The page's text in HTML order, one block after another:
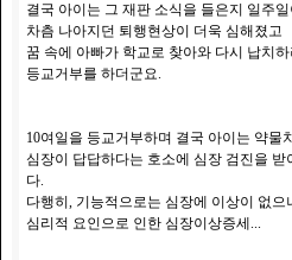
결국 아이는 그 재판 소식을 들은지 일주
차츰 나아지던 퇴행현상이 더욱 심해졌고
꿈 속에 아빠가 학교로 찾아와 다시 납치
등교거부를 하더군요.
10여일을 등교거부하며 결국 아이는 약물
심장이 답답하다는 호소에 심장 검진을 받
다.
다행히, 기능적으로는 심장에 이상이 없으
심리적 요인으로 인한 심장이상증세...